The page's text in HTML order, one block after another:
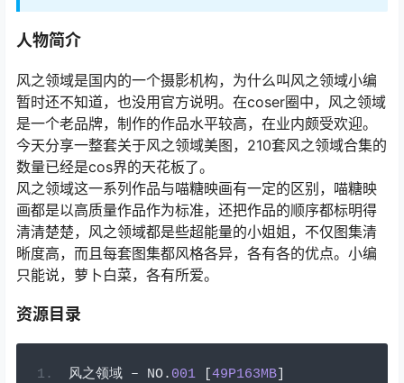
人物简介
风之领域是国内的一个摄影机构，为什么叫风之领域小编
暂时还不知道，也没用官方说明。在coser圈中，风之领域
是一个老品牌，制作的作品水平较高，在业内颇受欢迎。
今天分享一整套关于风之领域美图，210套风之领域合集的
数量已经是cos界的天花板了。
风之领域这一系列作品与喵糖映画有一定的区别，喵糖映
画都是以高质量作品作为标准，还把作品的顺序都标明得
清清楚楚，风之领域都是些超能量的小姐姐，不仅图集清
晰度高，而且每套图集都风格各异，各有各的优点。小编
只能说，萝卜白菜，各有所爱。
资源目录
风之领域 – NO. 001 49P163MB]